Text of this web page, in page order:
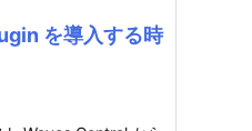
を導入する時